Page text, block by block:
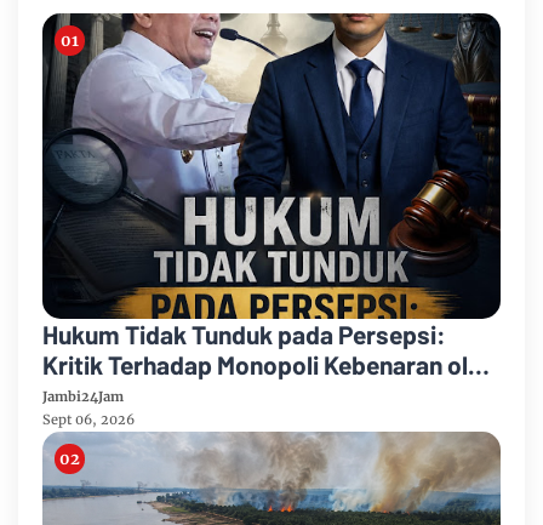
Hukum Tidak Tunduk pada Persepsi:
Kritik Terhadap Monopoli Kebenaran oleh
Media dan Aktivis
Jambi24Jam
Sept 06, 2026